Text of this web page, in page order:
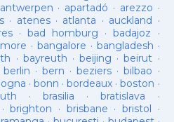
antwerpen · apartadó · arezzo ·
· atenes· atlanta · auckland ·
·bad homburg ·badajoz ·
·bangalore · bangladesh ·
· bayreuth ·beijing ·beirut ·
berlin ·bern ·beziers ·bilbao ·
·bonn ·bordeaux ·boston ·
·brasilia ·bratislava ·
·brighton · brisbane · bristol ·